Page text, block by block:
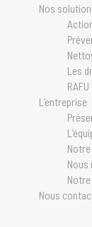
Nos
Les
L’entreprise
Nous